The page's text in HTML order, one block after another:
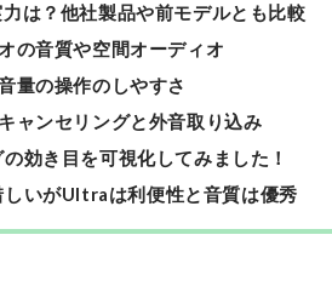
は？他社製品や前モデルとも比較
の音質や空間オーディオ
量の操作のしやすさ
ャンセリングと外音取り込み
効き目を可視化してみました！
しいがUltraは利便性と音質は優秀